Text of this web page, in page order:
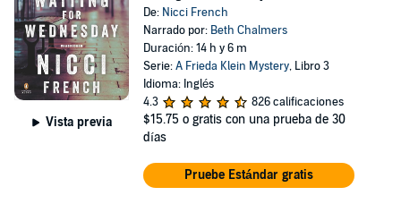
Vista previa
De: Nicci French
Narrado por: Beth Chalmers
Duración: 14 h y 6 m
Serie:A Frieda Klein Mystery, Libro 3
Idioma: Inglés
4.3
826 calificaciones
$15.75 o gratis con una prueba de 30
días
Pruebe Estándar gratis